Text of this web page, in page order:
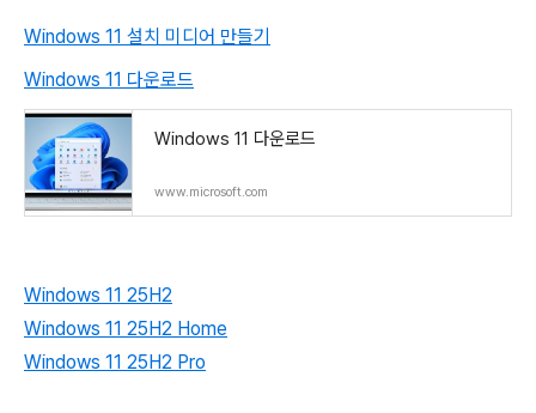
Windows 11 설치 미디어 만들기
Windows 11 다운로드
Windows 11 다운로드
www.microsoft.com
Windows 11 25H2
Windows 11 25H2 Home
Windows 11 25H2 Pro